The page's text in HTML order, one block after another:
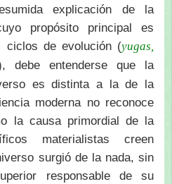
explicación de la
propósito principal es
ciclos de evolución (yugas,
debe entenderse que la
es distinta a la de la
moderna no reconoce
la causa primordial de la
materialistas creen
surgió de la nada, sin
responsable de su